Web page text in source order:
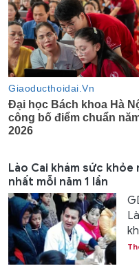
Lào Cai khám sức
nhất mỗi năm 1 lần